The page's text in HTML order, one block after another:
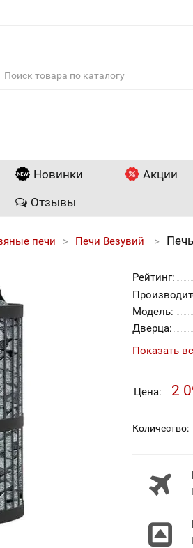
Новинки Акции
Отзывы
печи Печи Везувий
Рейтинг:
Модель:
Дверца:
Показать
Цена: 2
Количество: